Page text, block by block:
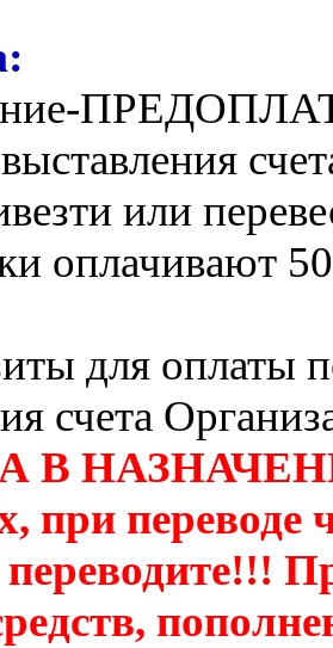
или
оплачивают
для оплаты
счета
В
при переводе